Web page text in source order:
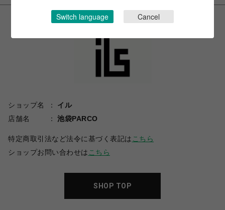
ショップ名
イル
店舗名
池袋PARCO
特定商取引法など法令に基づく表記は こちら
ショップお問い合わせは こちら
SHOP TOP
Switch language Cancel